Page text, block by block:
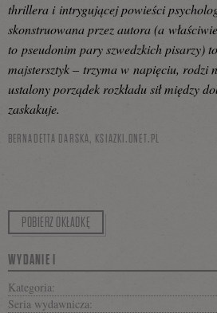
thrillera i intrygującej powieści
skonstruowana przez autora (a
to pseudonim pary szwedzkich pisarzy)
majstersztyk – trzyma w napięciu, rodzi
ustalony porządek rozkładu sił między
zaskakuje.
BERNADETTA DARSKA, KSIAZKI.ONET.PL
POBIERZ OKŁADKĘ
WYDANIE I
Kategoria:
Seria wydawnicza: